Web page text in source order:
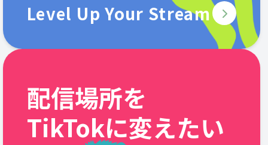
Level Up Your Stream
配信場所を
TikTokに変えたい